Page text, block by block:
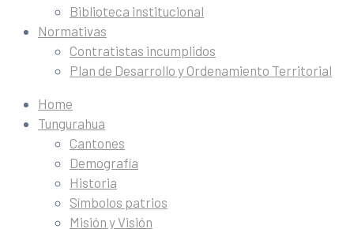
Biblioteca institucional
Normativas
Contratistas incumplidos
Plan de Desarrollo y Ordenamiento Territorial
Home
Tungurahua
Cantones
Demografía
Historia
Símbolos patrios
Misión y Visión